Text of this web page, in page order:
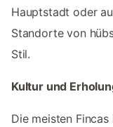
Hauptstadt oder
Standorte von
Stil.
Kultur und
Die meisten